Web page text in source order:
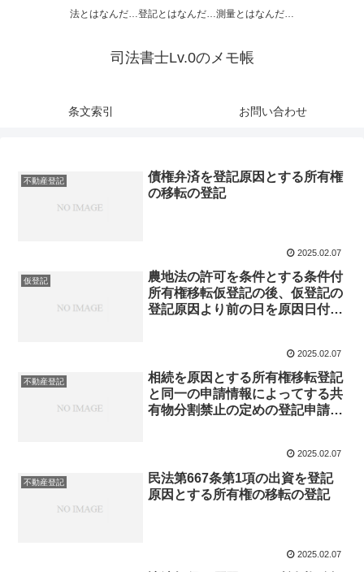
法とはなんだ…登記とはなんだ…測量とはなんだ…
司法書士Lv.0のメモ帳
条文索引 お問い合わせ
不動産登記
債権弁済を登記原因とする所有権
の移転の登記
2025.02.07
仮登記
農地法の許可を条件とする条件付
所有権移転仮登記の後、仮登記の
登記原因より前の日を原因日付と
の申請の可否（S40.12.07民甲
3409号回答）
2025.02.07
不動産登記
相続を原因とする所有権移転登記
と同一の申請情報によってする共
有物分割禁止の定めの登記申請の
2025.02.07
不動産登記
民法第667条第1項の出資を登記
原因とする所有権の移転の登記
2025.02.07